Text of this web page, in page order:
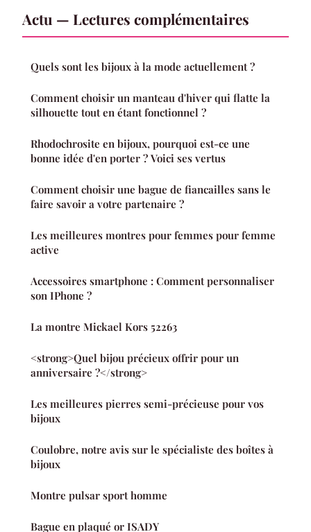
Actu — Lectures complémentaires
Quels sont les bijoux à la mode actuellement ?
Comment choisir un manteau d'hiver qui flatte la
silhouette tout en étant fonctionnel ?
Rhodochrosite en bijoux, pourquoi est-ce une
bonne idée d'en porter ? Voici ses vertus
Comment choisir une bague de fiancailles sans le
faire savoir a votre partenaire ?
Les meilleures montres pour femmes pour femme
active
Accessoires smartphone : Comment personnaliser
son IPhone ?
La montre Mickael Kors 52263
<strong>Quel bijou précieux offrir pour un
anniversaire ?</strong>
Les meilleures pierres semi-précieuse pour vos
bijoux
Coulobre, notre avis sur le spécialiste des boîtes à
bijoux
Montre pulsar sport homme
Bague en plaqué or ISADY